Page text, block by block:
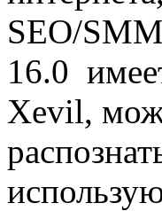
SEO/
16.0
Xevil,